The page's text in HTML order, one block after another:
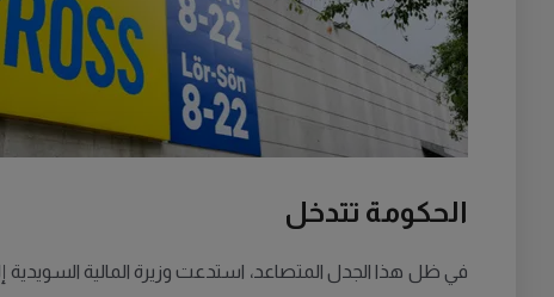
الحكومة تتدخل